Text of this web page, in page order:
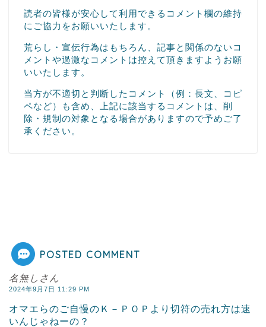
読者の皆様が安心して利用できるコメント欄の維持
にご協力をお願いいたします。
荒らし・宣伝行為はもちろん、記事と関係のないコ
メントや過激なコメントは控えて頂きますようお願
いいたします。
当方が不適切と判断したコメント（例：長文、コピ
ペなど）も含め、上記に該当するコメントは、削
除・規制の対象となる場合がありますので予めご了
承ください。
POSTED COMMENT
名無しさん
2024年9月7日 11:29 PM
オマエらのご自慢のＫ－ＰＯＰより切符の売れ方は速
いんじゃねーの？